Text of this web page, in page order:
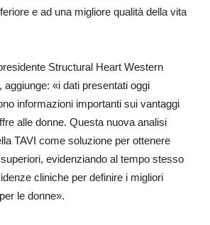
e ad una migliore qualità della vita
Structural Heart Western
aggiunge: «i dati presentati oggi
informazioni importanti sui vantaggi
alle donne. Questa nuova analisi
TAVI come soluzione per ottenere
evidenziando al tempo stesso
cliniche per definire i migliori
le donne».